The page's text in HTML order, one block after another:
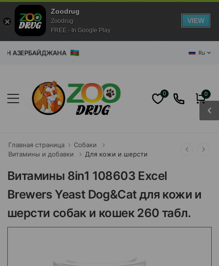
АЗЕРБАЙДЖАНА Ru
0 0
Главная страница
Собаки
Витамины и добавки
Для кожи и шерсти
Витамины 8in1 108603 Excel
Brewers Yeast Dog&Cat для кожи и
шерсти собак и кошек 260 табл.
Zoodrug
Zoodrug
FREE - In Google Play
VIEW